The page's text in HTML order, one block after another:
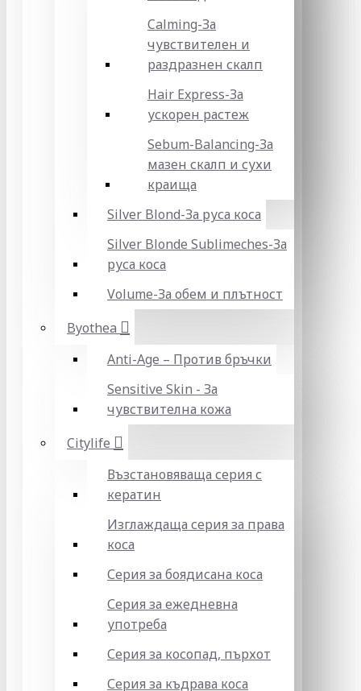
Calming-За
чувствителен и
раздразнен скалп
Hair Express-За
ускорен растеж
Sebum-Balancing-За
мазен скалп и сухи
краища
Silver Blond-За руса коса
Silver Blonde Sublіmeches-За
руса коса
Volume-За обем и плътност
Byothea
Anti-Age – Против бръчки
Sensitive Skin - За
чувствителна кожа
Citylife
Възстановяваща серия с
кератин
Изглаждаща серия за права
коса
Серия за боядисана коса
Серия за ежедневна
употреба
Серия за косопад, пърхот
Серия за къдрава коса